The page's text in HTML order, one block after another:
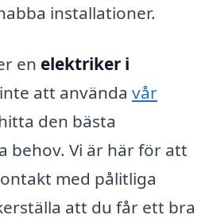
installationer.
en elektriker i
att använda vår
den bästa
behov. Vi är här för att
med pålitliga
att du får ett bra